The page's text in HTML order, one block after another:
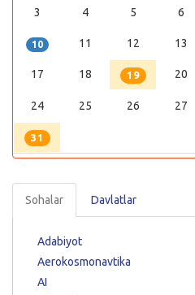
3 4 5 6
10 11 12 13
17 18 19 20
24 25 26 27
31
Sohalar Davlatlar
Adabiyot
Aerokosmonavtika
AI